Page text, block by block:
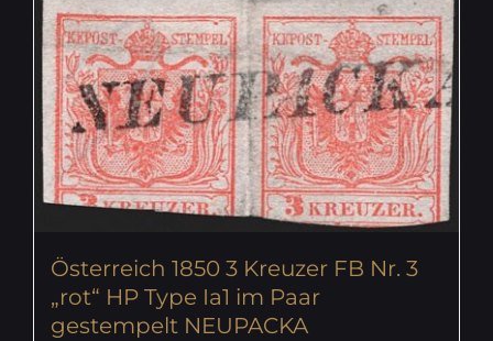
Österreich 1850 3 Kreuzer FB Nr. 3
„rot“ HP Type Ia1 im Paar
gestempelt NEUPACKA